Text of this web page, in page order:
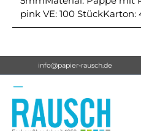
pink VE: 100 StückKarton:
info@papier-rausch.de